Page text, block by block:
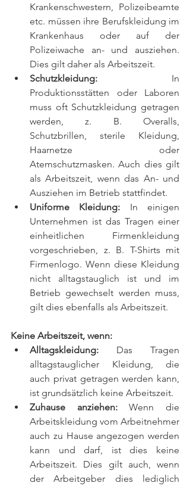
Krankenschwestern, Polizeibeamte
etc. müssen ihre Berufskleidung im
Krankenhaus oder auf der
Polizeiwache an- und ausziehen.
Dies gilt daher als Arbeitszeit.
Schutzkleidung: In
Produktionsstätten oder Laboren
muss oft Schutzkleidung getragen
werden, z. B. Overalls,
Schutzbrillen, sterile Kleidung,
Haarnetze oder
Atemschutzmasken. Auch dies gilt
als Arbeitszeit, wenn das An- und
Ausziehen im Betrieb stattfindet.
Uniforme Kleidung: In einigen
Unternehmen ist das Tragen einer
einheitlichen Firmenkleidung
vorgeschrieben, z. B. T-Shirts mit
Firmenlogo. Wenn diese Kleidung
nicht alltagstauglich ist und im
Betrieb gewechselt werden muss,
gilt dies ebenfalls als Arbeitszeit.
Keine Arbeitszeit, wenn:
Alltagskleidung: Das Tragen
alltagstauglicher Kleidung, die
auch privat getragen werden kann,
ist grundsätzlich keine Arbeitszeit.
Zuhause anziehen: Wenn die
Arbeitskleidung vom Arbeitnehmer
auch zu Hause angezogen werden
kann und darf, ist dies keine
Arbeitszeit. Dies gilt auch, wenn
der Arbeitgeber dies lediglich